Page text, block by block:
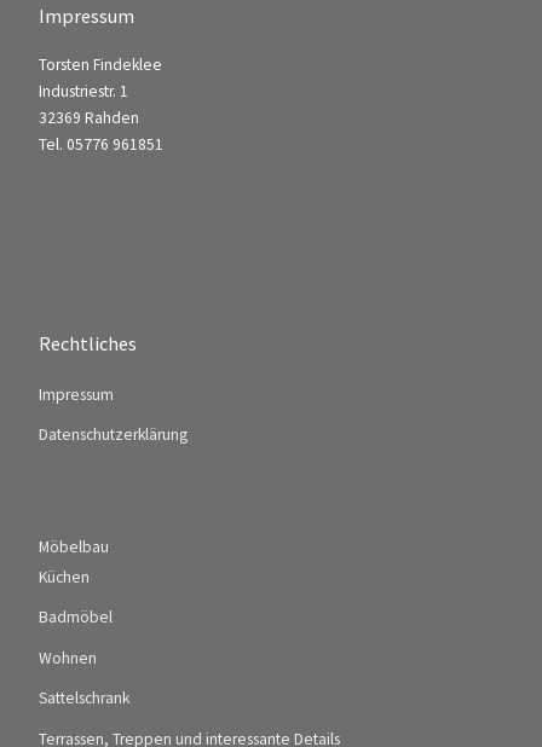
Impressum
Torsten Findeklee
Industriestr. 1
32369 Rahden
Tel. 05776 961851
Rechtliches
Impressum
Datenschutzerklärung
Möbelbau
Küchen
Badmöbel
Wohnen
Sattelschrank
Terrassen, Treppen und interessante Details